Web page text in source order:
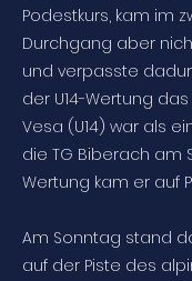
Podestkurs, kam im
Durchgang aber
und verpasste
der U14-Wertung
Vesa (U14) war als
die TG Biberach am
Wertung kam er auf
Am Sonntag stand
auf der Piste des